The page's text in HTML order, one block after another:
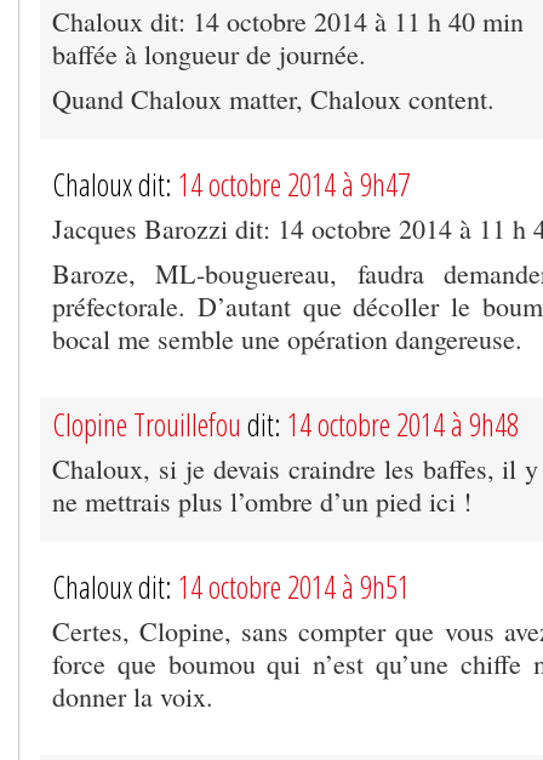
Chaloux dit: 14 octobre 2014 à 11 h 40 min
baffée à longueur de journée.
Quand Chaloux matter, Chaloux content.
Chaloux dit: 14 octobre 2014 à 9h47
Jacques Barozzi dit: 14 octobre 2014 à 11 h
Baroze, ML-bouguereau, faudra
préfectorale. D’autant que décoller le
bocal me semble une opération dangereuse.
Clopine Trouillefou dit: 14 octobre 2014 à 9h48
Chaloux, si je devais craindre les baffes, il
ne mettrais plus l’ombre d’un pied ici !
Chaloux dit: 14 octobre 2014 à 9h51
Certes, Clopine, sans compter que vous
force que boumou qui n’est qu’une chiffe
donner la voix.